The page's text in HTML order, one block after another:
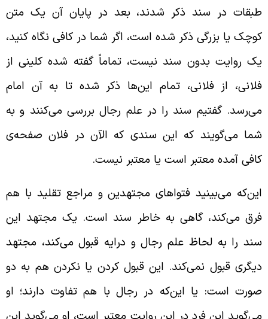
در سند ذکر شدند، بعد در پایان آن یک متن
یا بزرگی ذکر شده است، اگر شما در کافی نگاه کنید،
روایت بدون سند نیست، تماماً گفته شده کلینی از
از فلانی، تمام این‌ها ذکر شده تا به آن امام
گفتیم سند را در علم رجال بررسی می‌کنند و به
می‌گویند که این سندی که الآن در فلان صفحه‌ی
آمده معتبر است یا معتبر نیست.
می‌بینید فتواهای مجتهدین و مراجع تقلید با هم
می‌کند، گاهی به خاطر سند است. یک مجتهد این
را به لحاظ علم رجال و درایه قبول می‌کند، مجتهد
قبول نمی‌کند. این قبول کردن یا نکردن هم به دو
است: یا این‌که در رجال با هم تفاوت دارند؛ او